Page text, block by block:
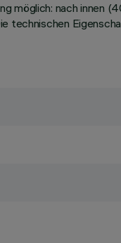
nach innen
technischen